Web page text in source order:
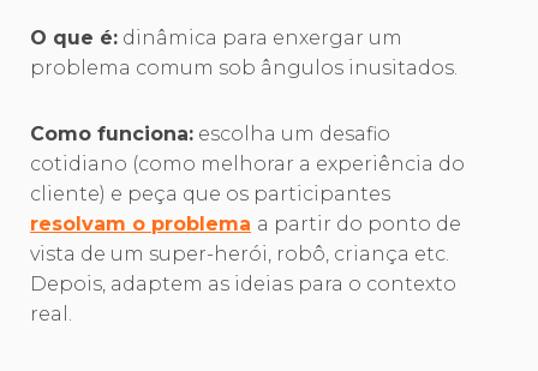
O que é: dinâmica para enxergar um
problema comum sob ângulos inusitados.
Como funciona: escolha um desafio
cotidiano (como melhorar a experiência do
cliente) e peça que os participantes
resolvam o problema a partir do ponto de
vista de um super-herói, robô, criança etc.
Depois, adaptem as ideias para o contexto
real.